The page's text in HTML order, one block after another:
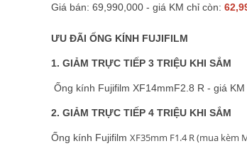
Giá bán: 69,990,000 - giá KM chỉ còn:
ƯU ĐÃI ỐNG KÍNH FUJIFILM
1. GIẢM TRỰC TIẾP 3 TRIỆU KHI SẮM
Ống kính Fujifilm XF14mmF2.8 R - giá KM
2. GIẢM TRỰC TIẾP 4 TRIỆU KHI SẮM
Ống kính Fujifilm XF35mm F1.4 R (mua kèm